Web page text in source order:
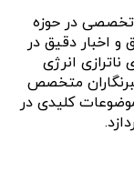
در حوزه
و اخبار دقیق در
انرژی
متخصص
کلیدی در